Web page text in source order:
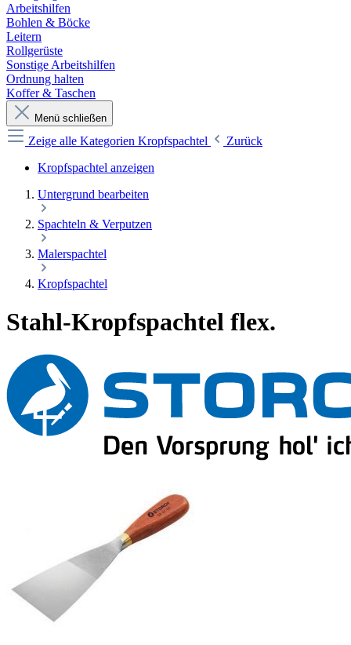
Arbeitshilfen
Bohlen & Böcke
Leitern
Rollgerüste
Sonstige Arbeitshilfen
Ordnung halten
Koffer & Taschen
Menü schließen
Zeige alle Kategorien Kropfspachtel
Zurück
Kropfspachtel anzeigen
Untergrund bearbeiten
Spachteln & Verputzen
Malerspachtel
Kropfspachtel
Stahl-Kropfspachtel flex.